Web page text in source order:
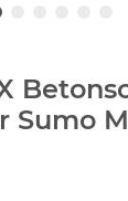
Sumo